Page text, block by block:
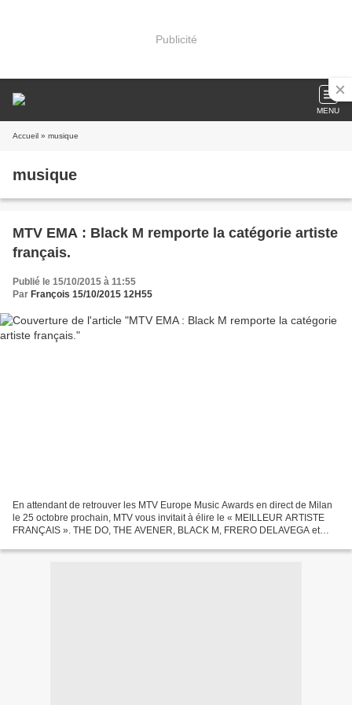
Publicité
MENU
Accueil » musique
musique
MTV EMA : Black M remporte la catégorie artiste
français.
Publié le 15/10/2015 à 11:55
Par François 15/10/2015 12H55
En attendant de retrouver les MTV Europe Music Awards en direct de Milan
le 25 octobre prochain, MTV vous invitait à élire le « MEILLEUR ARTISTE
FRANÇAIS ». THE DO, THE AVENER, BLACK M, FRERO DELAVEGA et